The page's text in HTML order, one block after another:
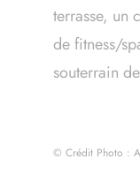
terrasse, un
de fitness/
souterrain
© Crédit Photo :